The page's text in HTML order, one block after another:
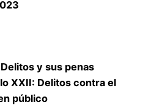
Delitos y sus penas
XXII: Delitos contra el
público